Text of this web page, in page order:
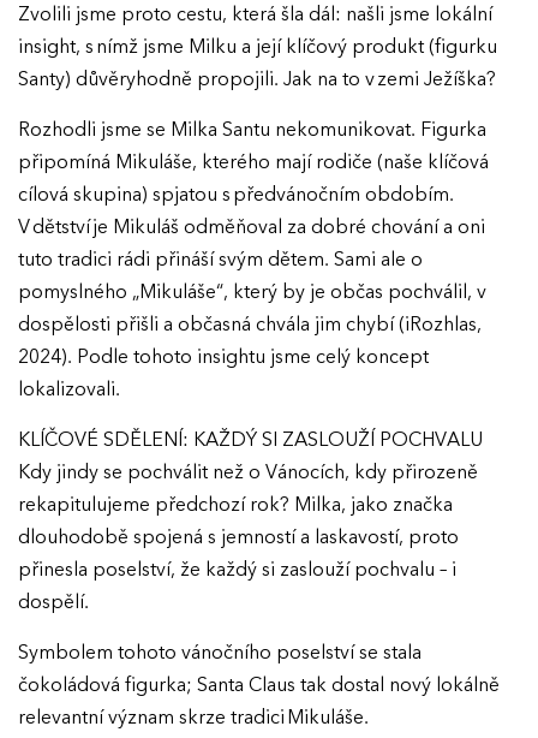
Zvolili jsme proto cestu, která šla dál: našli jsme lokální
insight, s nímž jsme Milku a její klíčový produkt (figurku
Santy) důvěryhodně propojili. Jak na to v zemi Ježíška?
Rozhodli jsme se Milka Santu nekomunikovat. Figurka
připomíná Mikuláše, kterého mají rodiče (naše klíčová
cílová skupina) spjatou s předvánočním obdobím.
V dětství je Mikuláš odměňoval za dobré chování a oni
tuto tradici rádi přináší svým dětem. Sami ale o
pomyslného „Mikuláše“, který by je občas pochválil, v
dospělosti přišli a občasná chvála jim chybí (iRozhlas,
2024). Podle tohoto insightu jsme celý koncept
lokalizovali.
KLÍČOVÉ SDĚLENÍ: KAŽDÝ SI ZASLOUŽÍ POCHVALU
Kdy jindy se pochválit než o Vánocích, kdy přirozeně
rekapitulujeme předchozí rok? Milka, jako značka
dlouhodobě spojená s jemností a laskavostí, proto
přinesla poselství, že každý si zaslouží pochvalu – i
dospělí.
Symbolem tohoto vánočního poselství se stala
čokoládová figurka; Santa Claus tak dostal nový lokálně
relevantní význam skrze tradici Mikuláše.